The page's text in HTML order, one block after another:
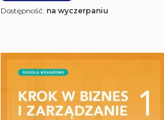
Dostępność: na wyczerpaniu